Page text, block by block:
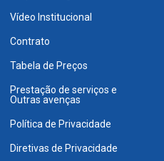
Vídeo Institucional
Contrato
Tabela de Preços
Prestação de serviços e
Outras avenças
Política de Privacidade
Diretivas de Privacidade